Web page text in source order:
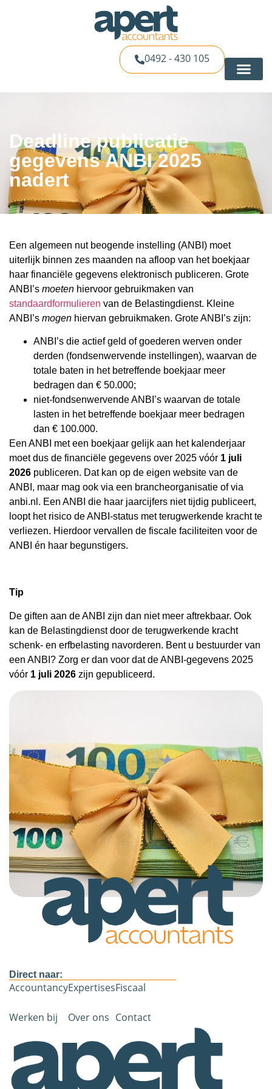
0492 - 430 105
Deadline publicatie
gegevens ANBI 2025
nadert
Een algemeen nut beogende instelling (ANBI) moet
uiterlijk binnen zes maanden na afloop van het boekjaar
haar financiële gegevens elektronisch publiceren. Grote
ANBI’s moeten hiervoor gebruikmaken van
standaardformulieren van de Belastingdienst. Kleine
ANBI’s mogen hiervan gebruikmaken. Grote ANBI’s zijn:
ANBI’s die actief geld of goederen werven onder
derden (fondsenwervende instellingen), waarvan de
totale baten in het betreffende boekjaar meer
bedragen dan € 50.000;
niet-fondsenwervende ANBI’s waarvan de totale
lasten in het betreffende boekjaar meer bedragen
dan € 100.000.
Een ANBI met een boekjaar gelijk aan het kalenderjaar
moet dus de financiële gegevens over 2025 vóór 1 juli
2026 publiceren. Dat kan op de eigen website van de
ANBI, maar mag ook via een brancheorganisatie of via
anbi.nl. Een ANBI die haar jaarcijfers niet tijdig publiceert,
loopt het risico de ANBI-status met terugwerkende kracht te
verliezen. Hierdoor vervallen de fiscale faciliteiten voor de
ANBI én haar begunstigers.
Tip
De giften aan de ANBI zijn dan niet meer aftrekbaar. Ook
kan de Belastingdienst door de terugwerkende kracht
schenk- en erfbelasting navorderen. Bent u bestuurder van
een ANBI? Zorg er dan voor dat de ANBI-gegevens 2025
vóór 1 juli 2026 zijn gepubliceerd.
Direct naar:
Accountancy
Werken bij
Expertises
Over ons
Fiscaal
Contact